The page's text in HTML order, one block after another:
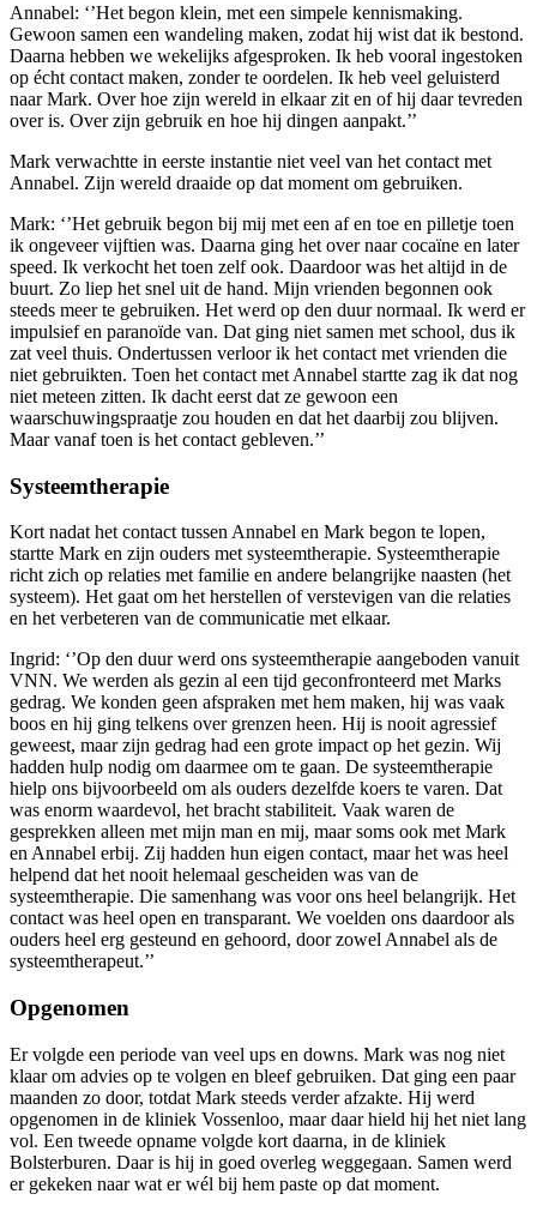
Annabel: ‘’Het begon klein, met een simpele kennismaking.
Gewoon samen een wandeling maken, zodat hij wist dat ik bestond.
Daarna hebben we wekelijks afgesproken. Ik heb vooral ingestoken
op écht contact maken, zonder te oordelen. Ik heb veel geluisterd
naar Mark. Over hoe zijn wereld in elkaar zit en of hij daar tevreden
over is. Over zijn gebruik en hoe hij dingen aanpakt.’’
Mark verwachtte in eerste instantie niet veel van het contact met
Annabel. Zijn wereld draaide op dat moment om gebruiken.
Mark: ‘’Het gebruik begon bij mij met een af en toe en pilletje toen
ik ongeveer vijftien was. Daarna ging het over naar cocaïne en later
speed. Ik verkocht het toen zelf ook. Daardoor was het altijd in de
buurt. Zo liep het snel uit de hand. Mijn vrienden begonnen ook
steeds meer te gebruiken. Het werd op den duur normaal. Ik werd er
impulsief en paranoïde van. Dat ging niet samen met school, dus ik
zat veel thuis. Ondertussen verloor ik het contact met vrienden die
niet gebruikten. Toen het contact met Annabel startte zag ik dat nog
niet meteen zitten. Ik dacht eerst dat ze gewoon een
waarschuwingspraatje zou houden en dat het daarbij zou blijven.
Maar vanaf toen is het contact gebleven.’’
Systeemtherapie
Kort nadat het contact tussen Annabel en Mark begon te lopen,
startte Mark en zijn ouders met systeemtherapie. Systeemtherapie
richt zich op relaties met familie en andere belangrijke naasten (het
systeem). Het gaat om het herstellen of verstevigen van die relaties
en het verbeteren van de communicatie met elkaar.
Ingrid: ‘’Op den duur werd ons systeemtherapie aangeboden vanuit
VNN. We werden als gezin al een tijd geconfronteerd met Marks
gedrag. We konden geen afspraken met hem maken, hij was vaak
boos en hij ging telkens over grenzen heen. Hij is nooit agressief
geweest, maar zijn gedrag had een grote impact op het gezin. Wij
hadden hulp nodig om daarmee om te gaan. De systeemtherapie
hielp ons bijvoorbeeld om als ouders dezelfde koers te varen. Dat
was enorm waardevol, het bracht stabiliteit. Vaak waren de
gesprekken alleen met mijn man en mij, maar soms ook met Mark
en Annabel erbij. Zij hadden hun eigen contact, maar het was heel
helpend dat het nooit helemaal gescheiden was van de
systeemtherapie. Die samenhang was voor ons heel belangrijk. Het
contact was heel open en transparant. We voelden ons daardoor als
ouders heel erg gesteund en gehoord, door zowel Annabel als de
systeemtherapeut.’’
Opgenomen
Er volgde een periode van veel ups en downs. Mark was nog niet
klaar om advies op te volgen en bleef gebruiken. Dat ging een paar
maanden zo door, totdat Mark steeds verder afzakte. Hij werd
opgenomen in de kliniek Vossenloo, maar daar hield hij het niet lang
vol. Een tweede opname volgde kort daarna, in de kliniek
Bolsterburen. Daar is hij in goed overleg weggegaan. Samen werd
er gekeken naar wat er wél bij hem paste op dat moment.